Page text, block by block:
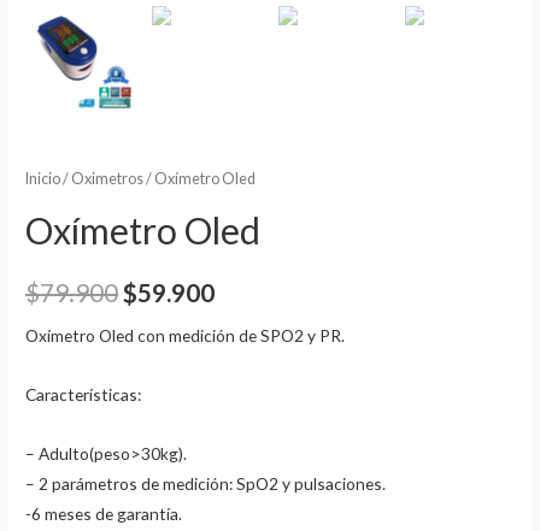
Inicio/ Oximetros/ Oxímetro Oled
Oxímetro Oled
$79.900$59.900
Oxímetro Oled con medición de SPO2 y PR.
Características:
– Adulto(peso>30kg).
– 2 parámetros de medición: SpO2 y pulsaciones.
-6 meses de garantía.